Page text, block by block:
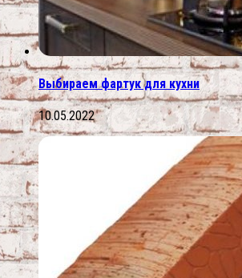
Выбираем фартук для кухни
10.05.2022